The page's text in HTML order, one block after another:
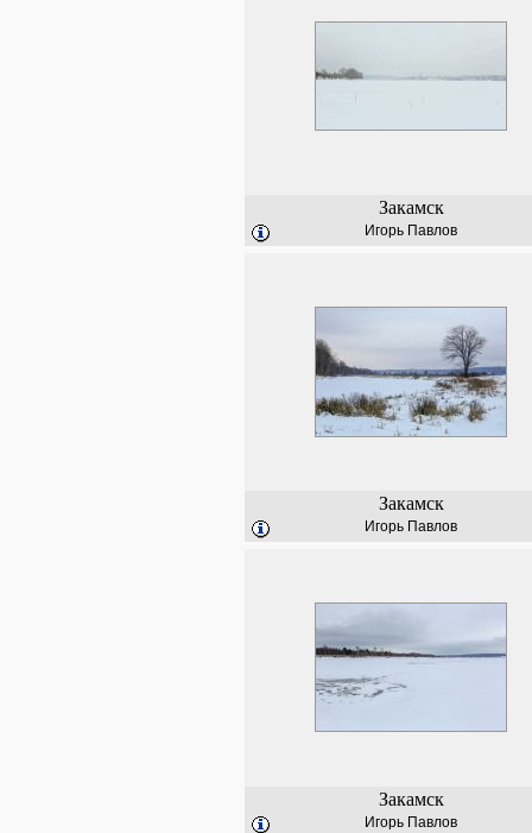
Закамск
Игорь Павлов
Закамск
Игорь Павлов
Закамск
Игорь Павлов